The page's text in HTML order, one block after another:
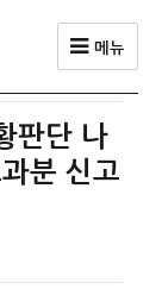
메뉴
판단 나
분 신고